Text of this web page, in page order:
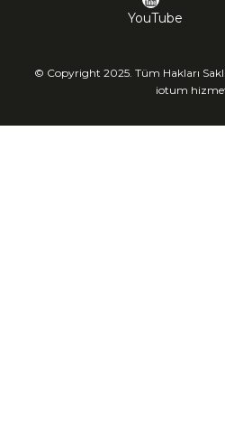
YouTube
© Copyright 2025. Tüm Hakları
iotum